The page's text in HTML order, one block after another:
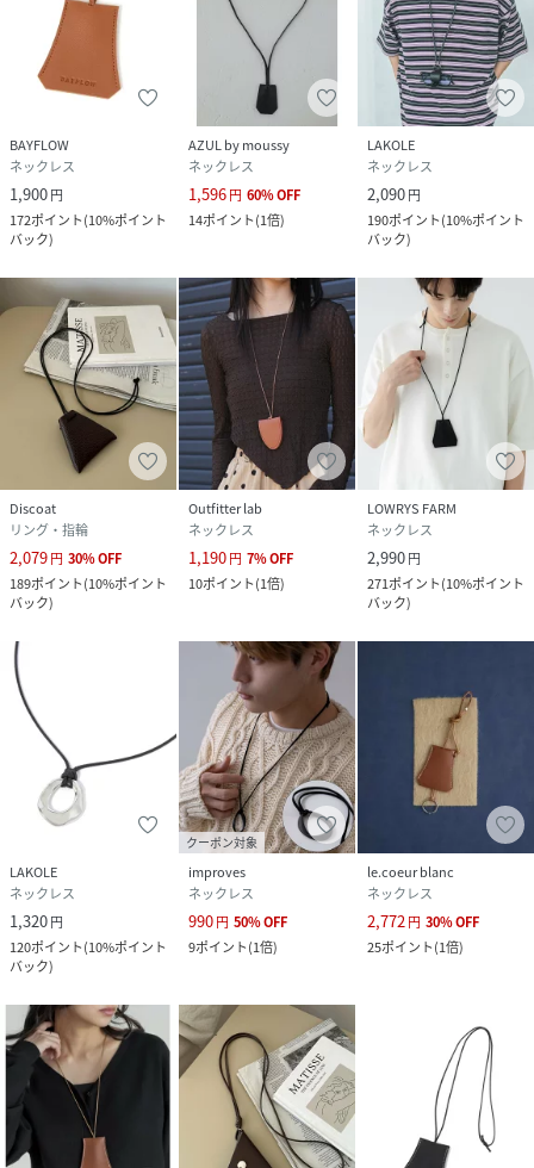
BAYFLOW
ネックレス
1,900円
172ポイント(10%ポイント
バック)
AZUL by moussy
ネックレス
1,596円 60%OFF
14ポイント(1倍)
LAKOLE
ネックレス
2,090円
190ポイント(10%ポイント
バック)
Discoat
リング・指輪
2,079円 30%OFF
189ポイント(10%ポイント
バック)
Outfitter lab
ネックレス
1,190円 7%OFF
10ポイント(1倍)
LOWRYS FARM
ネックレス
2,990円
271ポイント(10%ポイント
バック)
LAKOLE
ネックレス
1,320円
120ポイント(10%ポイント
バック)
クーポン対象
improves
ネックレス
990円 50%OFF
9ポイント(1倍)
le.coeur blanc
ネックレス
2,772 円 30%OFF
25ポイント(1倍)